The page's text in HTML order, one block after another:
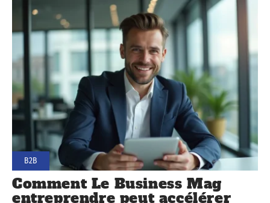
B2B
Comment Le Business Mag
entreprendre peut accélérer